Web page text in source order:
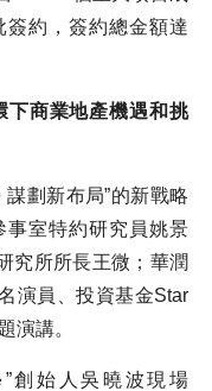
約，簽約總金額達
下商業地產機遇和挑
劃新布局”的新戰略
室特約研究員姚景
究所所長王微；華潤
演員、投資基金Star
演講。
創始人吳曉波現場